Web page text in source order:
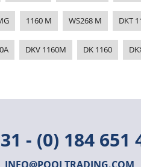
1160 M WS268 M DKT
DKV 1160M DK 1160
- (0) 184 651